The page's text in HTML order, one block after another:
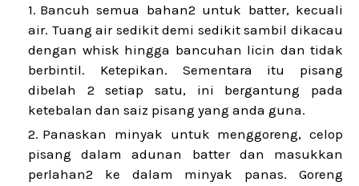
Bancuh semua bahan2 untuk batter, kecuali
air. Tuang air sedikit demi sedikit sambil dikacau
dengan whisk hingga bancuhan licin dan tidak
berbintil. Ketepikan. Sementara itu pisang
dibelah 2 setiap satu, ini bergantung pada
ketebalan dan saiz pisang yang anda guna.
Panaskan minyak untuk menggoreng, celop
pisang dalam adunan batter dan masukkan
perlahan2 ke dalam minyak panas. Goreng